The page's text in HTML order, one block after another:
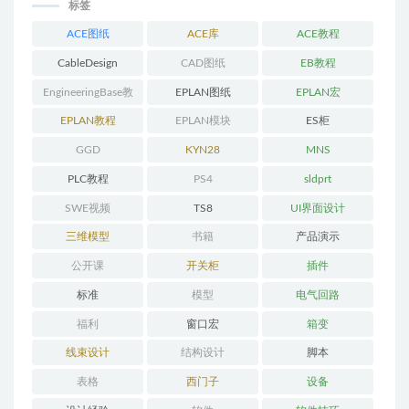
标签
ACE图纸 ACE库 ACE教程
CableDesign CAD图纸 EB教程
EngineeringBase教
程
EPLAN图纸 EPLAN宏
EPLAN教程 EPLAN模块 ES柜
GGD KYN28 MNS
PLC教程 PS4 sldprt
SWE视频 TS8 UI界面设计
三维模型 书籍 产品演示
公开课 开关柜 插件
标准 模型 电气回路
福利 窗口宏 箱变
线束设计 结构设计 脚本
表格 西门子 设备